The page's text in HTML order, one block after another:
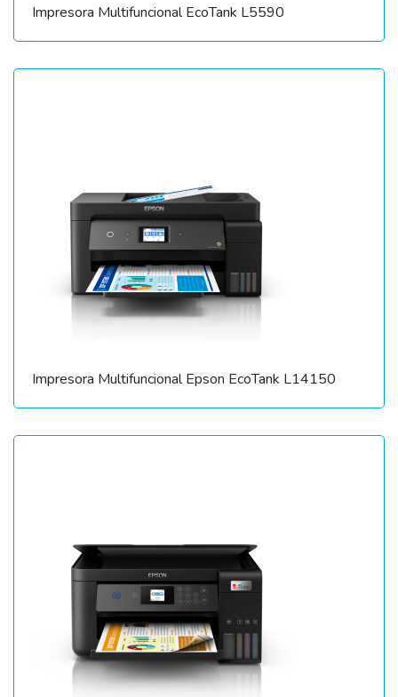
Impresora Multifuncional EcoTank L5590
Impresora Multifuncional Epson EcoTank L14150